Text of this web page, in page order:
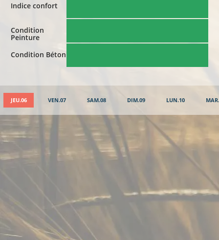
Indice confort
Condition
Peinture
Condition Béton
JEU.06 VEN.07 SAM.08 DIM.09 LUN.10